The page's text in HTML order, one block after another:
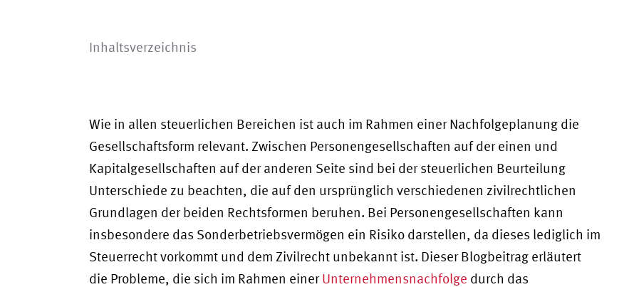
Inhaltsverzeichnis
Wie in allen steuerlichen Bereichen ist auch im Rahmen einer Nachfolgeplanung die
Gesellschaftsform relevant. Zwischen Personengesellschaften auf der einen und
Kapitalgesellschaften auf der anderen Seite sind bei der steuerlichen Beurteilung
Unterschiede zu beachten, die auf den ursprünglich verschiedenen zivilrechtlichen
Grundlagen der beiden Rechtsformen beruhen. Bei Personengesellschaften kann
insbesondere das Sonderbetriebsvermögen ein Risiko darstellen, da dieses lediglich im
Steuerrecht vorkommt und dem Zivilrecht unbekannt ist. Dieser Blogbeitrag erläutert
die Probleme, die sich im Rahmen einerUnternehmensnachfolge durch das